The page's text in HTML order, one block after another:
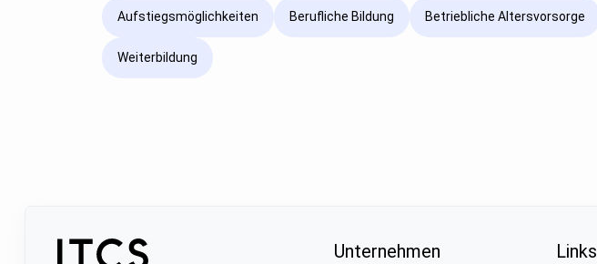
Aufstiegsmöglichkeiten Berufliche Bildung Betriebliche Altersvorsorge
Weiterbildung
Unternehmen Links